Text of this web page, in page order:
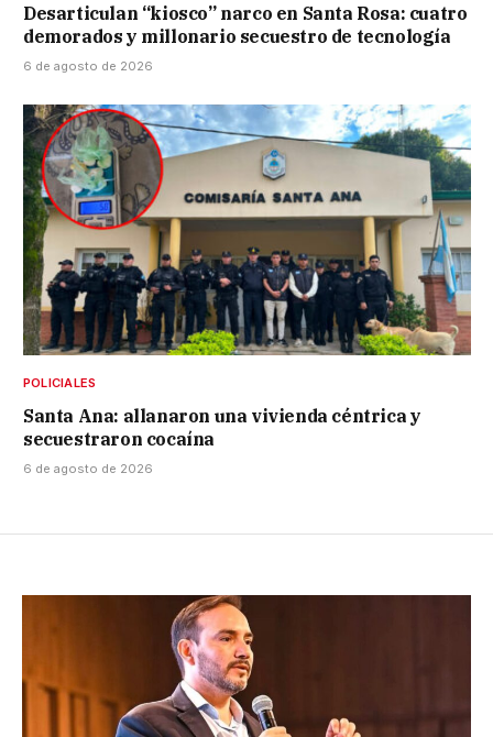
Desarticulan “kiosco” narco en Santa Rosa: cuatro
demorados y millonario secuestro de tecnología
6 de agosto de 2026
POLICIALES
Santa Ana: allanaron una vivienda céntrica y
secuestraron cocaína
6 de agosto de 2026